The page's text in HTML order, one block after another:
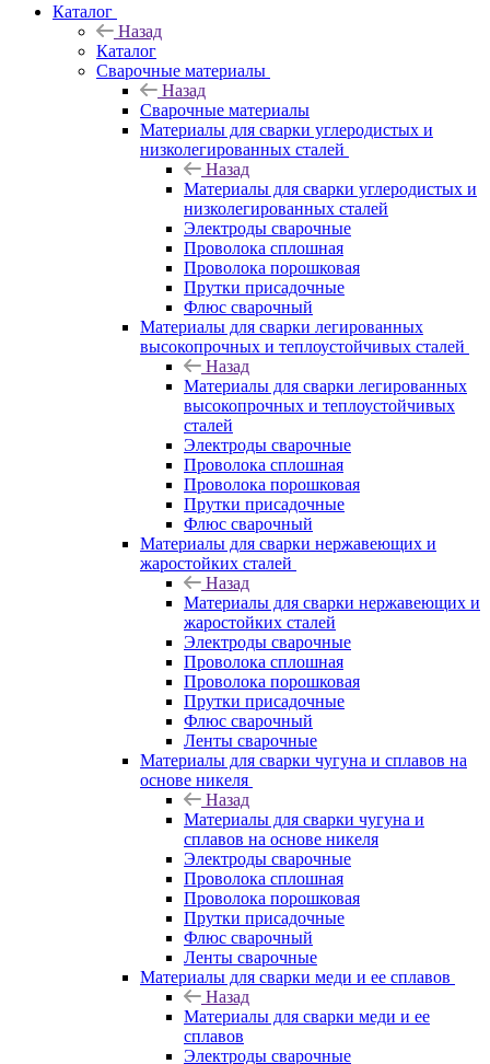
Каталог
Назад
Каталог
Сварочные материалы
Назад
Сварочные материалы
Материалы для сварки углеродистых и
низколегированных сталей
Назад
Материалы для сварки углеродистых и
низколегированных сталей
Электроды сварочные
Проволока сплошная
Проволока порошковая
Прутки присадочные
Флюс сварочный
Материалы для сварки легированных
высокопрочных и теплоустойчивых сталей
Назад
Материалы для сварки легированных
высокопрочных и теплоустойчивых
сталей
Электроды сварочные
Проволока сплошная
Проволока порошковая
Прутки присадочные
Флюс сварочный
Материалы для сварки нержавеющих и
жаростойких сталей
Назад
Материалы для сварки нержавеющих и
жаростойких сталей
Электроды сварочные
Проволока сплошная
Проволока порошковая
Прутки присадочные
Флюс сварочный
Ленты сварочные
Материалы для сварки чугуна и сплавов на
основе никеля
Назад
Материалы для сварки чугуна и
сплавов на основе никеля
Электроды сварочные
Проволока сплошная
Проволока порошковая
Прутки присадочные
Флюс сварочный
Ленты сварочные
Материалы для сварки меди и ее сплавов
Назад
Материалы для сварки меди и ее
сплавов
Электроды сварочные